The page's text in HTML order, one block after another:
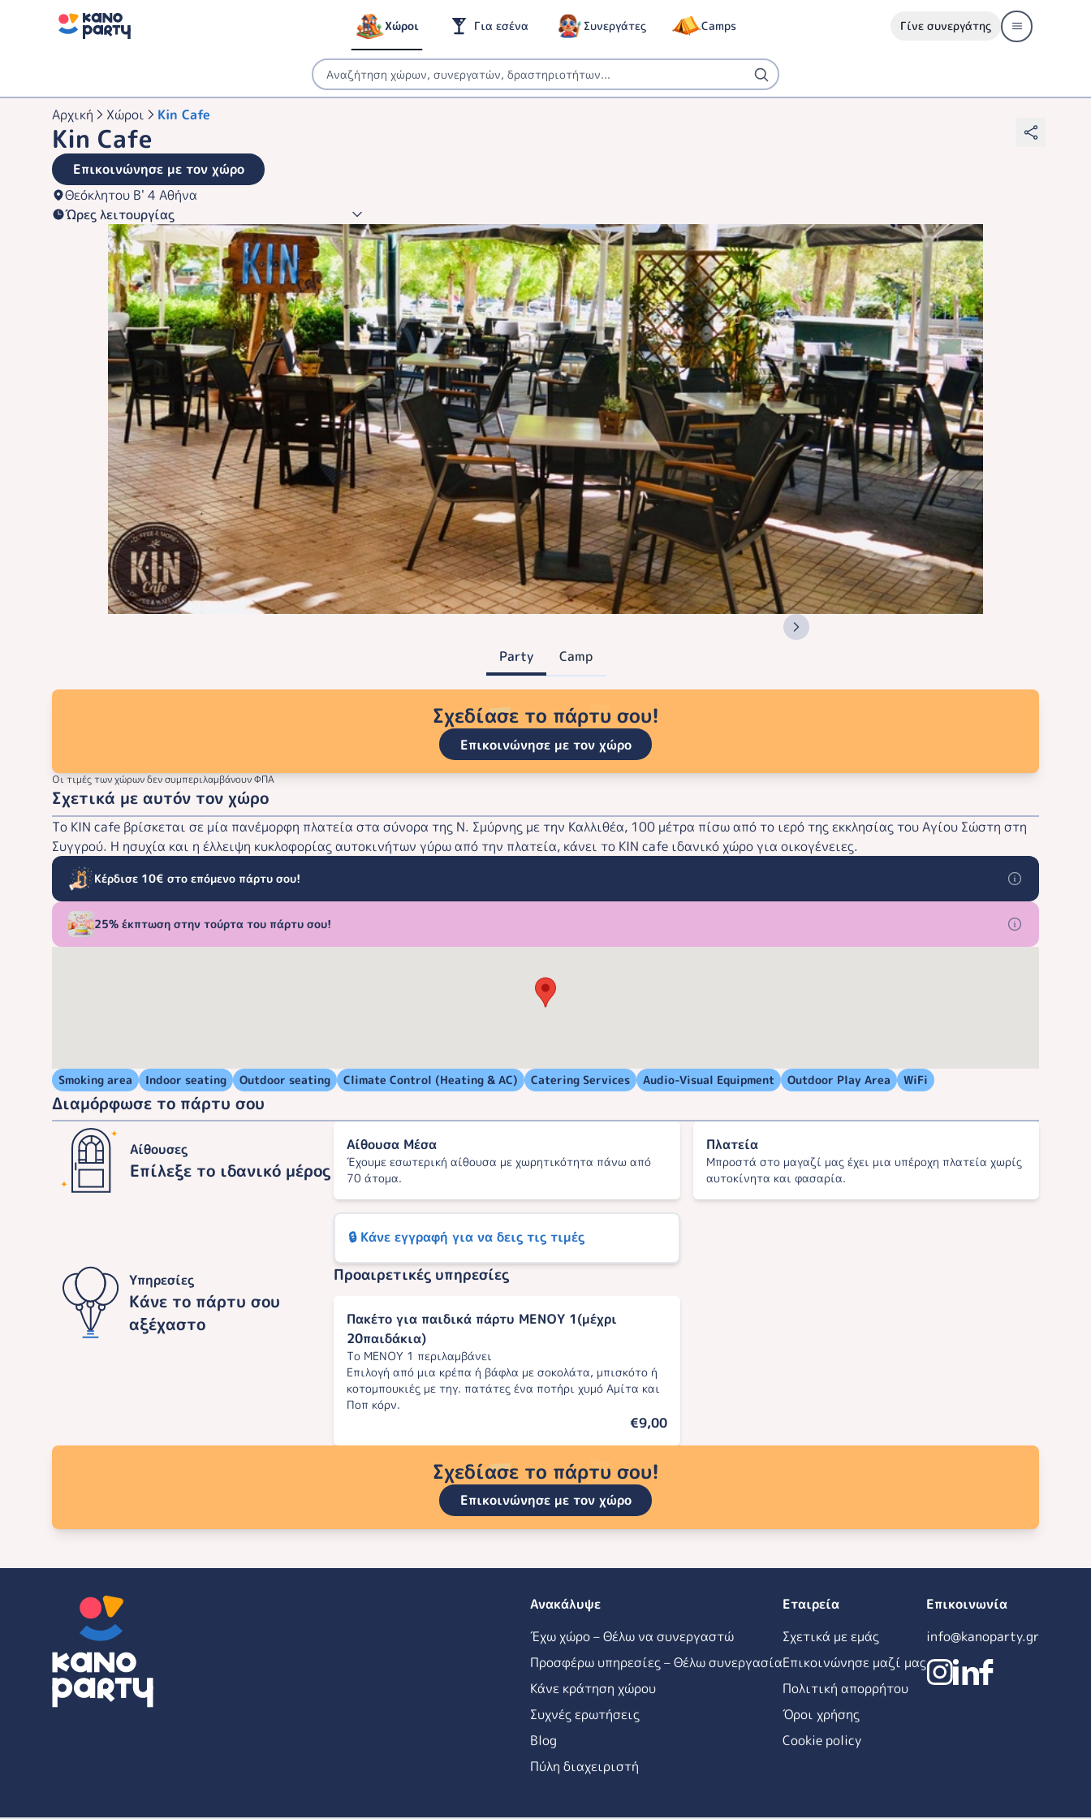
Χώροι Για εσένα Συνεργάτες Camps Γίνε συνεργάτης
Αρχική Χώροι Kin Cafe
Kin Cafe
Επικοινώνησε με τον χώρο
Θεόκλητου Β' 4 Αθήνα
Ώρες λειτουργίας
Party Camp
Σχεδίασε το πάρτυ σου!
Επικοινώνησε με τον χώρο
Οι τιμές των χώρων δεν συμπεριλαμβάνουν ΦΠΑ
Σχετικά με αυτόν τον χώρο
Το KΙΝ cafe βρίσκεται σε μία πανέμορφη πλατεία στα σύνορα της Ν. Σμύρνης με την Καλλιθέα, 100 μέτρα πίσω από το ιερό της εκκλησίας του Αγίου Σώστη στη
Συγγρού. Η ησυχία και η έλλειψη κυκλοφορίας αυτοκινήτων γύρω από την πλατεία, κάνει το ΚΙΝ cafe ιδανικό χώρο για οικογένειες.
Κέρδισε 10€ στο επόμενο πάρτυ σου!
25% έκπτωση στην τούρτα του πάρτυ σου!
Smoking area Indoor seating Outdoor seating Climate Control (Heating & AC) Catering Services Audio-Visual Equipment Outdoor Play Area WiFi
Διαμόρφωσε το πάρτυ σου
Αίθουσες
Επίλεξε το ιδανικό μέρος
Αίθουσα Μέσα
Έχουμε εσωτερική αίθουσα με χωρητικότητα πάνω από
70 άτομα.
Πλατεία
Μπροστά στο μαγαζί μας έχει μια υπέροχη πλατεία χωρίς
αυτοκίνητα και φασαρία.
🔒 Κάνε εγγραφή για να δεις τις τιμές
Υπηρεσίες
Κάνε το πάρτυ σου
αξέχαστο
Προαιρετικές υπηρεσίες
Πακέτο για παιδικά πάρτυ ΜΕΝΟΥ 1(μέχρι
20παιδάκια)
Το ΜΕΝΟΥ 1 περιλαμβάνει
Επιλογή από μια κρέπα ή βάφλα με σοκολάτα, μπισκότο ή
κοτομπουκιές με τηγ. πατάτες ένα ποτήρι χυμό Αμίτα και
Ποπ κόρν.
€9,00
Σχεδίασε το πάρτυ σου!
Επικοινώνησε με τον χώρο
Ανακάλυψε
Έχω χώρο – Θέλω να συνεργαστώ
Προσφέρω υπηρεσίες – Θέλω συνεργασία
Κάνε κράτηση χώρου
Συχνές ερωτήσεις
Blog
Πύλη διαχειριστή
Εταιρεία
Σχετικά με εμάς
Επικοινώνησε μαζί μας
Πολιτική απορρήτου
Όροι χρήσης
Cookie policy
Επικοινωνία
info@kanoparty.gr